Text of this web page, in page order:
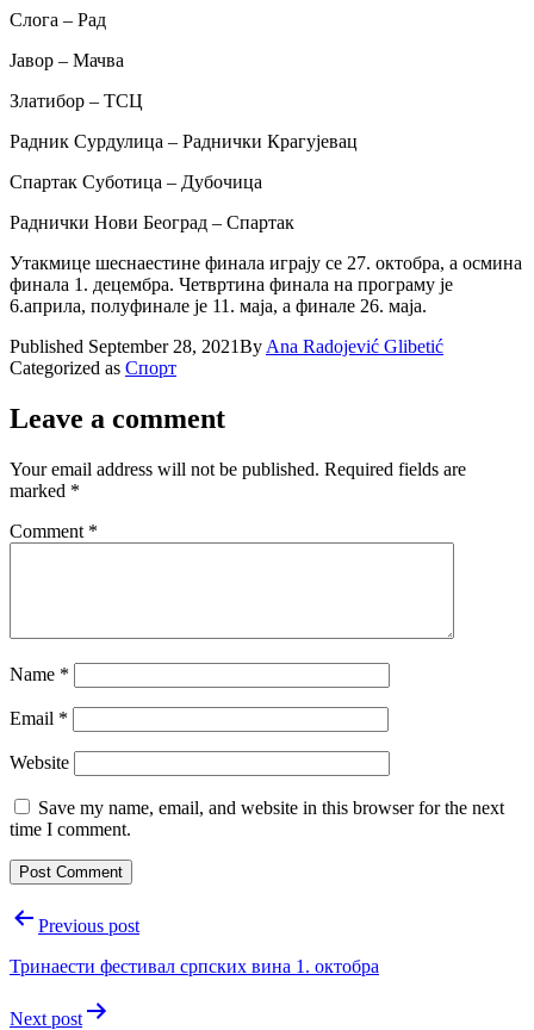
Слога – Рад
Јавор – Мачва
Златибор – ТСЦ
Радник Сурдулица – Раднички Крагујевац
Спартак Суботица – Дубочица
Раднички Нови Београд – Спартак
Утакмице шеснаестине финала играју се 27. октобра, а осмина
финала 1. децембра. Четвртина финала на програму је
6.априла, полуфинале је 11. маја, а финале 26. маја.
Published September 28, 2021By Ana Radojević Glibetić
Categorized as Спорт
Leave a comment
Your email address will not be published. Required fields are
marked *
Comment *
Name *
Email *
Website
Save my name, email, and website in this browser for the next
time I comment.
PostPrevious post
Тринаести фестивал српских вина 1. октобра
Next post